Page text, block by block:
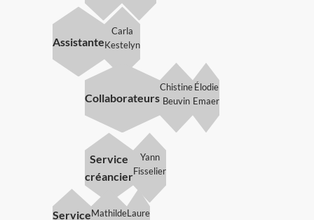
Assistante
Carla
Kestelyn
Collaborateurs
Chistine
Beuvin
Élodie
Emaer
Service
créancier
Yann
Fisselier
ServiceMathildeLaure